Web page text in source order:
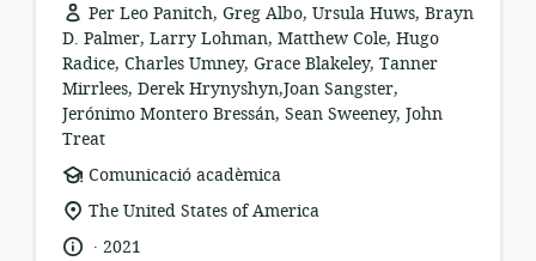
Per Leo Panitch, Greg Albo, Ursula Huws, Brayn
D. Palmer, Larry Lohman, Matthew Cole, Hugo
Radice, Charles Umney, Grace Blakeley, Tanner
Mirrlees, Derek Hrynyshyn,Joan Sangster,
Jerónimo Montero Bressán, Sean Sweeney, John
Treat
format
dels
recursos:
Comunicació acadèmica
ubicació
rellevant:
The United States of America
idioma:
.
data2021